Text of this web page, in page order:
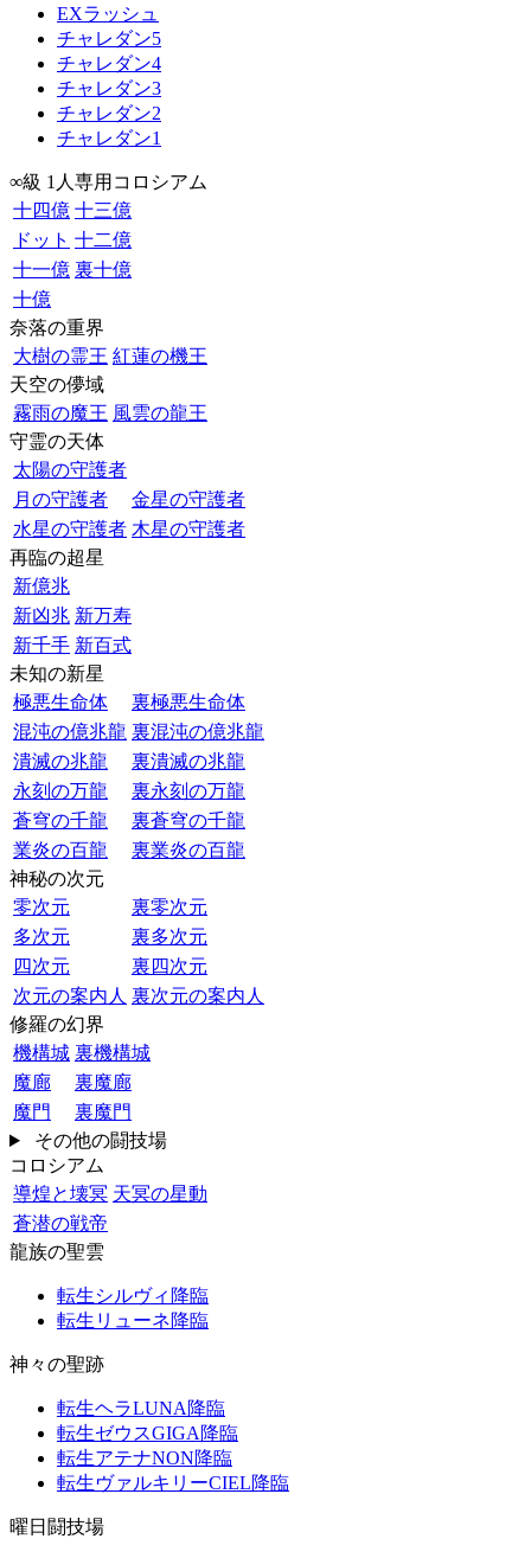
EXラッシュ
チャレダン5
チャレダン4
チャレダン3
チャレダン2
チャレダン1
∞級 1人専用コロシアム
十四億 十三億
ドット 十二億
十一億 裏十億
十億
奈落の重界
大樹の霊王 紅蓮の機王
天空の儚域
霧雨の魔王 風雲の龍王
守霊の天体
太陽の守護者
月の守護者
金星の守護者
水星の守護者 木星の守護者
再臨の超星
新億兆
新凶兆 新万寿
新千手 新百式
未知の新星
極悪生命体
裏極悪生命体
混沌の億兆龍 裏混沌の億兆龍
潰滅の兆龍
裏潰滅の兆龍
永刻の万龍
裏永刻の万龍
蒼穹の千龍
裏蒼穹の千龍
業炎の百龍
裏業炎の百龍
神秘の次元
零次元
裏零次元
多次元
裏多次元
四次元
裏四次元
次元の案内人 裏次元の案内人
修羅の幻界
機構城 裏機構城
魔廊
裏魔廊
魔門
裏魔門
その他の闘技場
コロシアム
導煌と壊冥 天冥の星動
蒼潜の戦帝
龍族の聖雲
転生シルヴィ降臨
転生リューネ降臨
神々の聖跡
転生ヘラLUNA降臨
転生ゼウスGIGA降臨
転生アテナNON降臨
転生ヴァルキリーCIEL降臨
曜日闘技場